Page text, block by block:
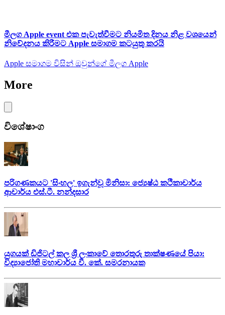
මීලග Apple event එක පැවැත්වීමට නියමිත දිනය නිළ වශයෙන්
නිවේදනය කිරීමට Apple සමාගම කටයුතු කරයි
Apple සමාගම විසින් ඔවුන්ගේ මීලග Apple
More
විශේෂාංග
පරිගණකයට 'සිංහල' ඉගැන්වූ මිනිසා: ජ්‍යෙෂ්ඨ කථිකාචාර්ය
ආචාර්ය එස්.ටී. නන්දසාර
යුගයක් ඩිජිටල් කල ශ්‍රී ලංකාවේ තොරතුරු තාක්ෂණයේ පියා:
විද්‍යාජෝති මහාචාර්ය වී. කේ. සමරනායක